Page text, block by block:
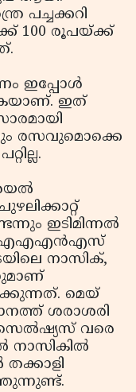
പച്ചക്കറി
100 രൂപയ്ക്ക്
ഇപ്പോള്‍
ഇത്
രസവുമൊക്കെ
ഇടിമിന്നല്‍
ഐഎഎന്‍എസ്
നാസിക്,
മെയ്
ശരാശരി
സെല്‍ഷ്യസ് വരെ
നാസികില്‍